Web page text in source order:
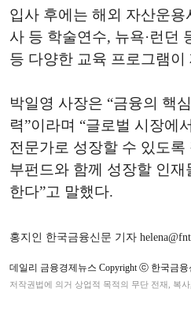
입사 후에는 해외 자산운용
사 등 학술연수, 뉴욕·런던
등 다양한 교육 프로그램이
박일영 사장은 “금융의 핵
력”이라며 “글로벌 시장에
전문가로 성장할 수 있도
부펀드와 함께 성장할 인재
한다”고 말했다.
홍지인 한국금융신문 기자
데일리 금융경제뉴스 Copyright ⓒ 한국금융
저작권법에 의거 상업적 목적의 무단 전재, 복사